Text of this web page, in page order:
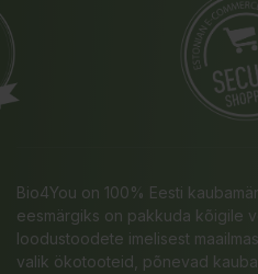
Bio4You on 100% Eesti
eesmärgiks on pakkuda kõigile
loodustoodete imelisest
valik ökotooteid, põnevad